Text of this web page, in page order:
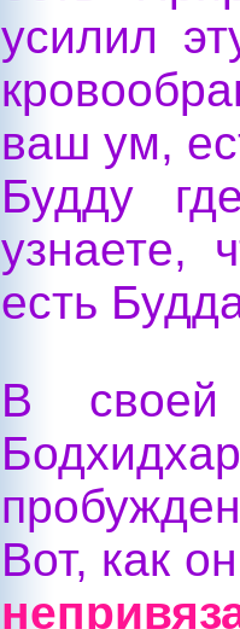
усилил
ваш ум,
Будду
узнаете,
есть
В своей
Вот, как